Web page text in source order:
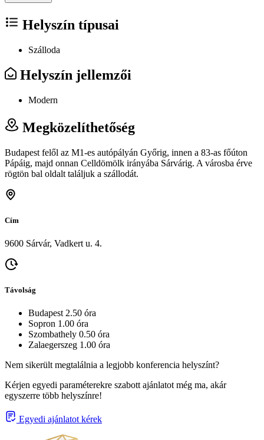
Helyszín típusai
Szálloda
Helyszín jellemzői
Modern
Megközelíthetőség
Budapest felől az M1-es autópályán Győrig, innen a 83-as főúton
Pápáig, majd onnan Celldömölk irányába Sárvárig. A városba érve
rögtön bal oldalt találjuk a szállodát.
Cím
9600 Sárvár, Vadkert u. 4.
Távolság
Budapest 2.50 óra
Sopron 1.00 óra
Szombathely 0.50 óra
Zalaegerszeg 1.00 óra
Nem sikerült megtalálnia a legjobb konferencia helyszínt?
Kérjen egyedi paraméterekre szabott ajánlatot még ma, akár
egyszerre több helyszínre!
Egyedi ajánlatot kérek